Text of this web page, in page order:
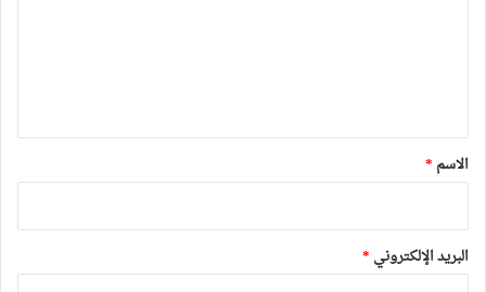
*
الاسم *
البريد الإلكتروني *